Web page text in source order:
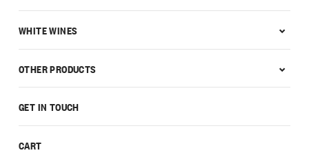
GET IN TOUCH
CART
WHITE WINES
OTHER PRODUCTS